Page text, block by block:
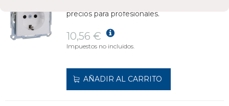
precios para profesionales.
10,56 €
Impuestos no incluidos.
AÑADIR AL CARRITO